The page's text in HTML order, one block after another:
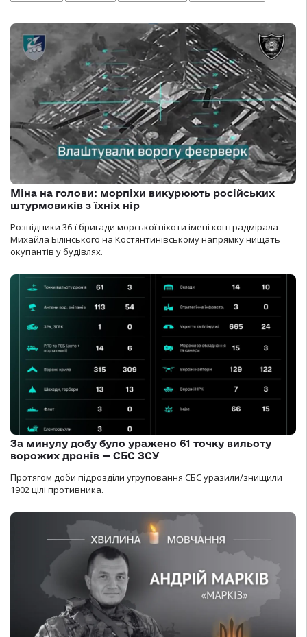
Міна на голови: морпіхи викурюють російських
штурмовиків з їхніх нір
Розвідники 36-ї бригади морської піхоти імені контрадмірала
Михайла Білінського на Костянтинівському напрямку нищать
окупантів у будівлях.
За минулу добу було уражено 61 точку вильоту
ворожих дронів — СБС ЗСУ
Протягом доби підрозділи угруповання СБС уразили/знищили
1902 цілі противника.